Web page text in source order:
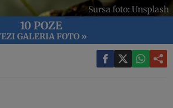
Sursa foto: Unsplash
10 POZE
GALERIA FOTO »